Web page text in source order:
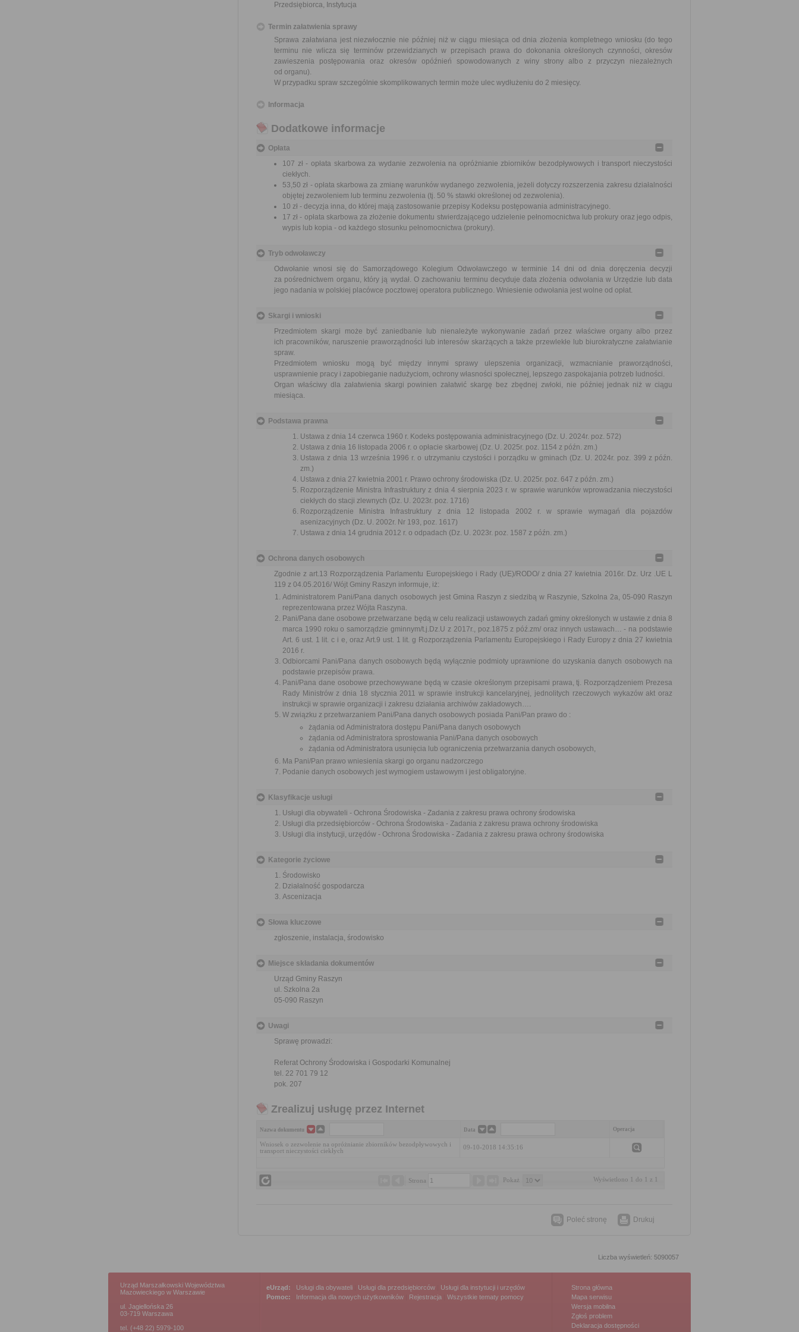
Przedsiębiorca, Instytucja
Termin załatwienia sprawy
Sprawa załatwiana jest niezwłocznie nie później niż w ciągu miesiąca od dnia złożenia kompletnego wniosku (do tego
terminu nie wlicza się terminów przewidzianych w przepisach prawa do dokonania określonych czynności, okresów
zawieszenia postępowania oraz okresów opóźnień spowodowanych z winy strony albo z przyczyn niezależnych
od organu).
W przypadku spraw szczególnie skomplikowanych termin może ulec wydłużeniu do 2 miesięcy.
Informacja
Dodatkowe informacje
Opłata
107 zł - opłata skarbowa za wydanie zezwolenia na opróżnianie zbiorników bezodpływowych i transport nieczystości
ciekłych.
53,50 zł - opłata skarbowa za zmianę warunków wydanego zezwolenia, jeżeli dotyczy rozszerzenia zakresu działalności
objętej zezwoleniem lub terminu zezwolenia (tj. 50 % stawki określonej od zezwolenia).
10 zł - decyzja inna, do której mają zastosowanie przepisy Kodeksu postępowania administracyjnego.
17 zł - opłata skarbowa za złożenie dokumentu stwierdzającego udzielenie pełnomocnictwa lub prokury oraz jego odpis,
wypis lub kopia - od każdego stosunku pełnomocnictwa (prokury).
Tryb odwoławczy
Odwołanie wnosi się do Samorządowego Kolegium Odwoławczego w terminie 14 dni od dnia doręczenia decyzji
za pośrednictwem organu, który ją wydał. O zachowaniu terminu decyduje data złożenia odwołania w Urzędzie lub data
jego nadania w polskiej placówce pocztowej operatora publicznego. Wniesienie odwołania jest wolne od opłat.
Skargi i wnioski
Przedmiotem skargi może być zaniedbanie lub nienależyte wykonywanie zadań przez właściwe organy albo przez
ich pracowników, naruszenie praworządności lub interesów skarżących a także przewlekłe lub biurokratyczne załatwianie
spraw.
Przedmiotem wniosku mogą być między innymi sprawy ulepszenia organizacji, wzmacnianie praworządności,
usprawnienie pracy i zapobieganie nadużyciom, ochrony własności społecznej, lepszego zaspokajania potrzeb ludności.
Organ właściwy dla załatwienia skargi powinien załatwić skargę bez zbędnej zwłoki, nie później jednak niż w ciągu
miesiąca.
Podstawa prawna
Ustawa z dnia 14 czerwca 1960 r. Kodeks postępowania administracyjnego (Dz. U. 2024r. poz. 572)
Ustawa z dnia 16 listopada 2006 r. o opłacie skarbowej (Dz. U. 2025r. poz. 1154 z późn. zm.)
Ustawa z dnia 13 września 1996 r. o utrzymaniu czystości i porządku w gminach (Dz. U. 2024r. poz. 399 z późn.
zm.)
Ustawa z dnia 27 kwietnia 2001 r. Prawo ochrony środowiska (Dz. U. 2025r. poz. 647 z późn. zm.)
Rozporządzenie Ministra Infrastruktury z dnia 4 sierpnia 2023 r. w sprawie warunków wprowadzania nieczystości
ciekłych do stacji zlewnych (Dz. U. 2023r. poz. 1716)
Rozporządzenie Ministra Infrastruktury z dnia 12 listopada 2002 r. w sprawie wymagań dla pojazdów
asenizacyjnych (Dz. U. 2002r. Nr 193, poz. 1617)
Ustawa z dnia 14 grudnia 2012 r. o odpadach (Dz. U. 2023r. poz. 1587 z późn. zm.)
Ochrona danych osobowych
Zgodnie z art.13 Rozporządzenia Parlamentu Europejskiego i Rady (UE)/RODO/ z dnia 27 kwietnia 2016r. Dz. Urz .UE L
119 z 04.05.2016/ Wójt Gminy Raszyn informuje, iż:
Administratorem Pani/Pana danych osobowych jest Gmina Raszyn z siedzibą w Raszynie, Szkolna 2a, 05-090 Raszyn
reprezentowana przez Wójta Raszyna.
Pani/Pana dane osobowe przetwarzane będą w celu realizacji ustawowych zadań gminy określonych w ustawie z dnia 8
marca 1990 roku o samorządzie gminnym/t.j.Dz.U z 2017r., poz.1875 z póź.zm/ oraz innych ustawach… - na podstawie
Art. 6 ust. 1 lit. c i e, oraz Art.9 ust. 1 lit. g Rozporządzenia Parlamentu Europejskiego i Rady Europy z dnia 27 kwietnia
2016 r.
Odbiorcami Pani/Pana danych osobowych będą wyłącznie podmioty uprawnione do uzyskania danych osobowych na
podstawie przepisów prawa.
Pani/Pana dane osobowe przechowywane będą w czasie określonym przepisami prawa, tj. Rozporządzeniem Prezesa
Rady Ministrów z dnia 18 stycznia 2011 w sprawie instrukcji kancelaryjnej, jednolitych rzeczowych wykazów akt oraz
instrukcji w sprawie organizacji i zakresu działania archiwów zakładowych….
W związku z przetwarzaniem Pani/Pana danych osobowych posiada Pani/Pan prawo do :
żądania od Administratora dostępu Pani/Pana danych osobowych
żądania od Administratora sprostowania Pani/Pana danych osobowych
żądania od Administratora usunięcia lub ograniczenia przetwarzania danych osobowych,
Ma Pani/Pan prawo wniesienia skargi go organu nadzorczego
Podanie danych osobowych jest wymogiem ustawowym i jest obligatoryjne.
Klasyfikacje usługi
Usługi dla obywateli - Ochrona Środowiska - Zadania z zakresu prawa ochrony środowiska
Usługi dla przedsiębiorców - Ochrona Środowiska - Zadania z zakresu prawa ochrony środowiska
Usługi dla instytucji, urzędów - Ochrona Środowiska - Zadania z zakresu prawa ochrony środowiska
Kategorie życiowe
Środowisko
Działalność gospodarcza
Ascenizacja
Słowa kluczowe
zgłoszenie, instalacja, środowisko
Miejsce składania dokumentów
Urząd Gminy Raszyn
ul. Szkolna 2a
05-090 Raszyn
Uwagi
Sprawę prowadzi:
Referat Ochrony Środowiska i Gospodarki Komunalnej
tel. 22 701 79 12
pok. 207
Zrealizuj usługę przez Internet
Nazwa dokumentu Data Operacja
Wniosek o zezwolenie na opróżnianie zbiorników bezodpływowych i
transport nieczystości ciekłych
09-10-2018 14:35:16
Strona Pokaż Wyświetlono 1 do 1 z 1
Poleć stronę Drukuj
Liczba wyświetleń: 5090057
Urząd Marszałkowski Województwa
Mazowieckiego w Warszawie
ul. Jagiellońska 26
03-719 Warszawa
tel. (+48 22) 5979-100
eUrząd: Usługi dla obywateli Usługi dla przedsiębiorców
Usługi dla instytucji i urzędów
Pomoc:
Informacja dla nowych użytkowników Rejestracja |Wszystkie tematy pomocy
Strona główna
Mapa serwisu
Wersja mobilna
Zgłoś problem
Deklaracja dostępności